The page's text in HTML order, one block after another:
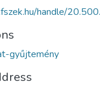
handle/
gyűjtemény